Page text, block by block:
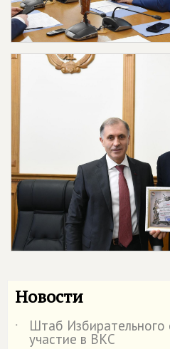
Новости
˙ Штаб Избирательного
участие в ВКС